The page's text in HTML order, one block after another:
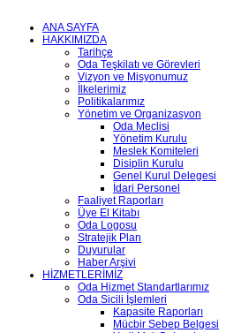
ANA SAYFA
HAKKIMIZDA
Tarihçe
Oda Teşkilatı ve Görevleri
Vizyon ve Misyonumuz
İlkelerimiz
Politikalarımız
Yönetim ve Organizasyon
Oda Meclisi
Yönetim Kurulu
Meslek Komiteleri
Disiplin Kurulu
Genel Kurul Delegesi
İdari Personel
Faaliyet Raporları
Üye El Kitabı
Oda Logosu
Stratejik Plan
Duyurular
Haber Arşivi
HİZMETLERİMİZ
Oda Hizmet Standartlarımız
Oda Sicili İşlemleri
Kapasite Raporları
Mücbir Sebep Belgesi